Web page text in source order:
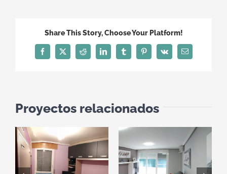
Share This Story, Choose Your Platform!
Facebook
X Reddit LinkedInTumblrPinterest
Vk
Correo
electrónico
Proyectos relacionados